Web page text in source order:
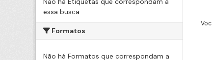
essa busca
Formatos
Não há Formatos que correspondam a